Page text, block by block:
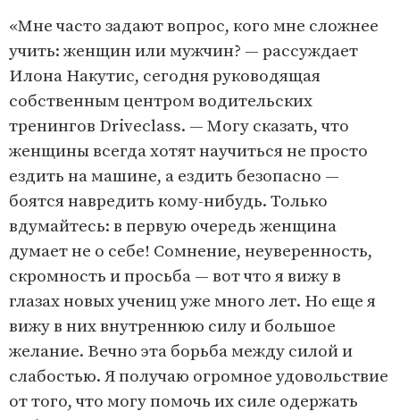
«Мне часто задают вопрос, кого мне сложнее
учить: женщин или мужчин? — рассуждает
Илона Накутис, сегодня руководящая
собственным центром водительских
тренингов Driveclass. — Могу сказать, что
женщины всегда хотят научиться не просто
ездить на машине, а ездить безопасно —
боятся навредить кому-нибудь. Только
вдумайтесь: в первую очередь женщина
думает не о себе! Сомнение, неуверенность,
скромность и просьба — вот что я вижу в
глазах новых учениц уже много лет. Но еще я
вижу в них внутреннюю силу и большое
желание. Вечно эта борьба между силой и
слабостью. Я получаю огромное удовольствие
от того, что могу помочь их силе одержать